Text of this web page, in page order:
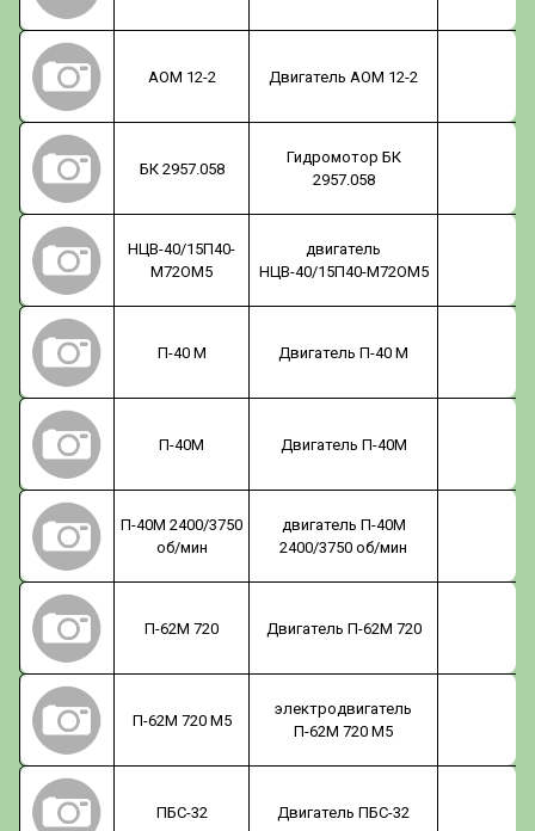
АОМ 12-2 Двигатель АОМ 12-2
БК 2957.058
Гидромотор БК
2957.058
НЦВ-40/15П40-
М72ОМ5
двигатель
НЦВ-40/15П40-М72ОМ5
П-40 М Двигатель П-40 М
П-40М Двигатель П-40М
П-40М 2400/3750
об/мин
двигатель П-40М
2400/3750 об/мин
П-62М 720 Двигатель П-62М 720
П-62М 720 М5
электродвигатель
П-62М 720 М5
ПБС-32 Двигатель ПБС-32